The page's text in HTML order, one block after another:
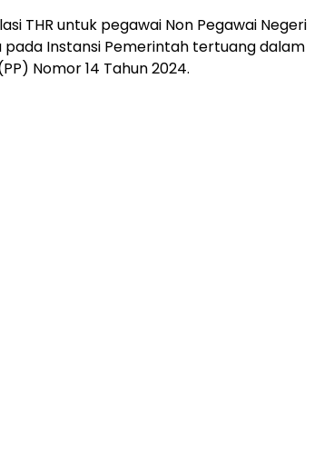
THR untuk pegawai Non Pegawai Negeri
pada Instansi Pemerintah tertuang dalam
Nomor 14 Tahun 2024.